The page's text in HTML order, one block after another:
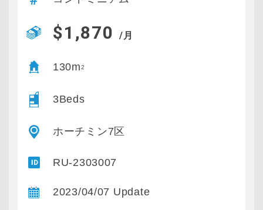
$1,870 /月
130m2
3Beds
ホーチミン7区
RU-2303007
2023/04/07 Update